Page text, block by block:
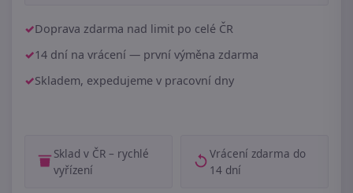
Doprava zdarma nad limit po celé ČR
14 dní na vrácení — první výměna zdarma
Skladem, expedujeme v pracovní dny
Sklad v ČR – rychlé
vyřízení
Vrácení zdarma do
14 dní